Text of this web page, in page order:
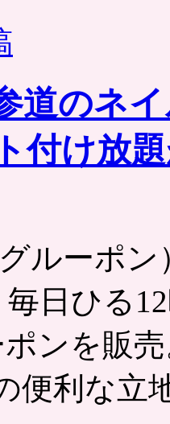
道のネ
付け放
ルーポ
日ひる
ンを販
便利な